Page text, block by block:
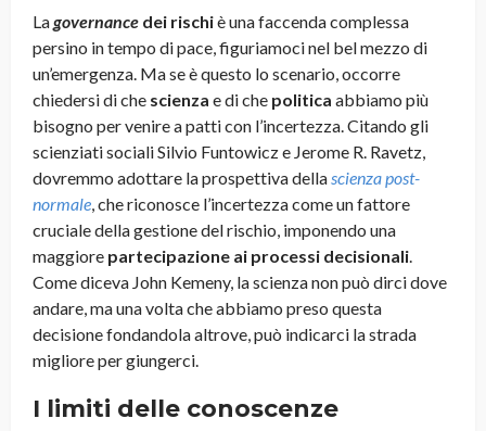
Lagovernance dei rischiè una faccenda complessa
persino in tempo di pace, figuriamoci nel bel mezzo di
un’emergenza. Ma se è questo lo scenario, occorre
chiedersi di che scienza e di che politica abbiamo più
bisogno per venire a patti con l’incertezza. Citando gli
scienziati sociali Silvio Funtowicz e Jerome R. Ravetz,
dovremmo adottare la prospettiva dellascienza post-
normale, che riconosce l’incertezza come un fattore
cruciale della gestione del rischio, imponendo una
maggiore partecipazione ai processi decisionali.
Come diceva John Kemeny, la scienza non può dirci dove
andare, ma una volta che abbiamo preso questa
decisione fondandola altrove, può indicarci la strada
migliore per giungerci.
I limiti delle conoscenze